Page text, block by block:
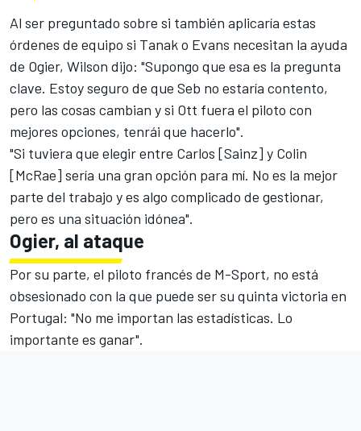
Al ser preguntado sobre si también aplicaría estas
órdenes de equipo si Tanak o Evans necesitan la ayuda
de Ogier, Wilson dijo: "Supongo que esa es la pregunta
clave. Estoy seguro de que Seb no estaría contento,
pero las cosas cambian y si Ott fuera el piloto con
mejores opciones, tenrái que hacerlo".
"Si tuviera que elegir entre Carlos [Sainz] y Colin
[McRae] sería una gran opción para mí. No es la mejor
parte del trabajo y es algo complicado de gestionar,
pero es una situación idónea".
Ogier, al ataque
Por su parte, el piloto francés de M-Sport, no está
obsesionado con la que puede ser su quinta victoria en
Portugal: "No me importan las estadísticas. Lo
importante es ganar".